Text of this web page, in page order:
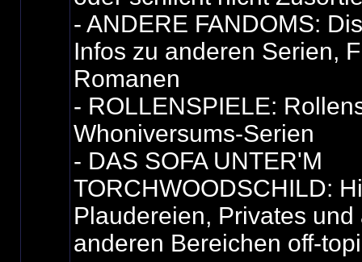
- ANDERE FANDOMS:
Infos zu anderen Serien,
Romanen
- ROLLENSPIELE:
Whoniversums-Serien
- DAS SOFA UNTER'M
TORCHWOODSCHILD:
Plaudereien, Privates
anderen Bereichen off-